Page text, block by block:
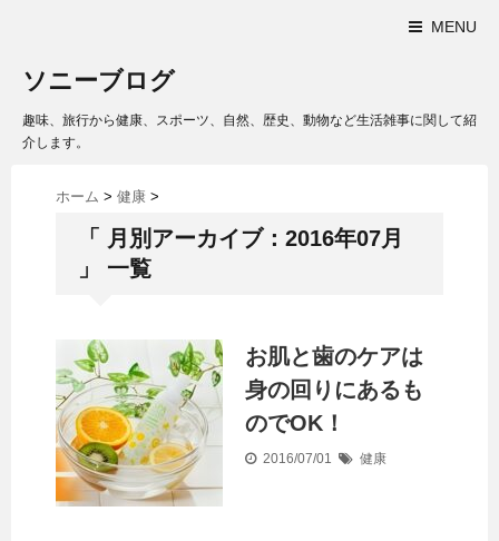
MENU
ソニーブログ
趣味、旅行から健康、スポーツ、自然、歴史、動物など生活雑事に関して紹
介します。
ホーム > 健康 >
「 月別アーカイブ：2016年07月
」 一覧
お肌と歯のケアは
身の回りにあるも
のでOK！
2016/07/01 健康